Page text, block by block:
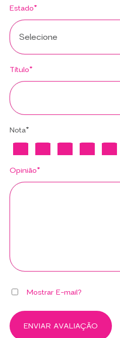
Estado*
Título*
Nota*
Opinião*
Mostrar E-mail?
ENVIAR AVALIAÇÃO